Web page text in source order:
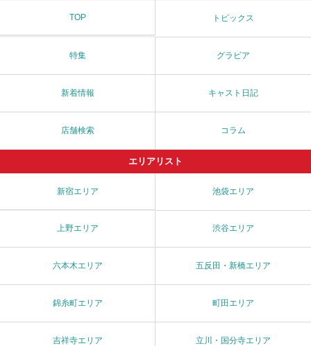
TOP トピックス
特集 グラビア
新着情報 キャスト日記
店舗検索 コラム
エリアリスト
新宿エリア 池袋エリア
上野エリア 渋谷エリア
六本木エリア 五反田・新橋エリア
錦糸町エリア 町田エリア
吉祥寺エリア 立川・国分寺エリア